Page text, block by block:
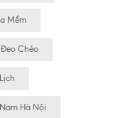
Mềm
Chéo
Hà Nội